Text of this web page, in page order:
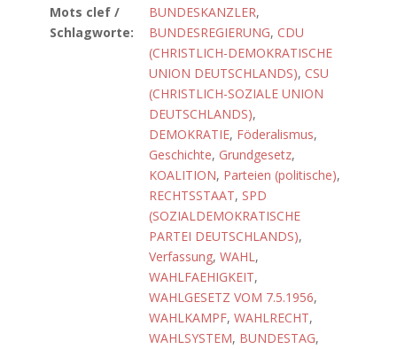
Mots clef /
Schlagworte:
BUNDESKANZLER,
BUNDESREGIERUNG, CDU
(CHRISTLICH-DEMOKRATISCHE
UNION DEUTSCHLANDS), CSU
(CHRISTLICH-SOZIALE UNION
DEUTSCHLANDS),
DEMOKRATIE, Föderalismus,
Geschichte, Grundgesetz,
KOALITION, Parteien (politische),
RECHTSSTAAT, SPD
(SOZIALDEMOKRATISCHE
PARTEI DEUTSCHLANDS),
Verfassung, WAHL,
WAHLFAEHIGKEIT,
WAHLGESETZ VOM 7.5.1956,
WAHLKAMPF, WAHLRECHT,
WAHLSYSTEM, BUNDESTAG,